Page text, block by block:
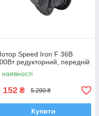
Speed Iron F 36В
редукторний, передній
наявності
152 ₴ 5 290 ₴
Купити